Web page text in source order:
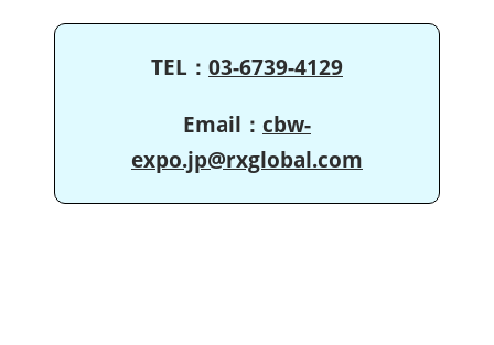
TEL： 03-6739-4129
Email： cbw-
expo.jp@rxglobal.com